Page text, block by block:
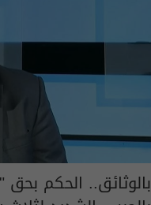
بالوثائق.. الحكم